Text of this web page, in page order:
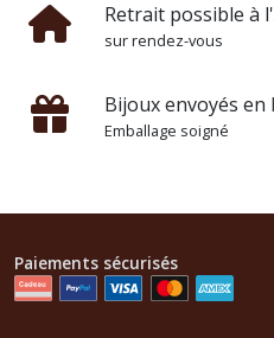
Retrait possible à
sur rendez-vous
Bijoux envoyés en
Emballage soigné
Paiements sécurisés